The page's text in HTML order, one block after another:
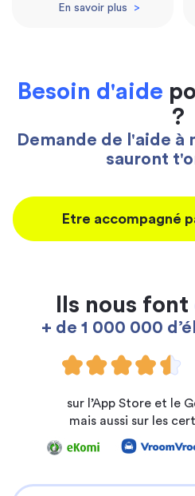
En savoir plus >
Besoin d'aide
?
Demande de l'aide à
sauront
Etre accompagné
Ils nous font
+ de 1 000 000
sur l’App Store et le
mais aussi sur les